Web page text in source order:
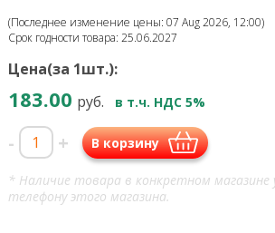
(Последнее изменение цены: 07 Aug 2026, 12:00)
Срок годности товара: 25.06.2027
Цена(за 1шт.):
183.00 руб. в т.ч. НДС 5%
- + В корзину
* Наличие товара в конкретном
телефону этого магазина.